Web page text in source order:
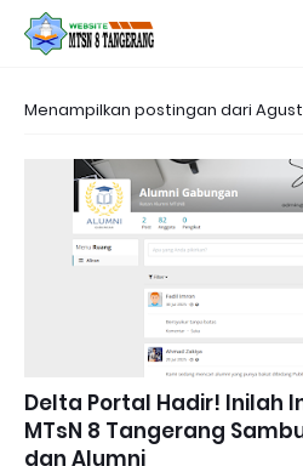
Menampilkan postingan dari
Delta Portal Hadir! Inilah
MTsN 8 Tangerang
dan Alumni